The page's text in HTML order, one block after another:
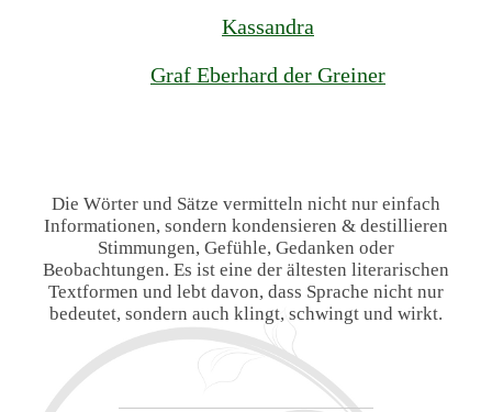
Kassandra
Graf Eberhard der Greiner
Die Wörter und Sätze vermitteln nicht nur einfach
Informationen, sondern kondensieren & destillieren
Stimmungen, Gefühle, Gedanken oder
Beobachtungen. Es ist eine der ältesten literarischen
Textformen und lebt davon, dass Sprache nicht nur
bedeutet, sondern auch klingt, schwingt und wirkt.